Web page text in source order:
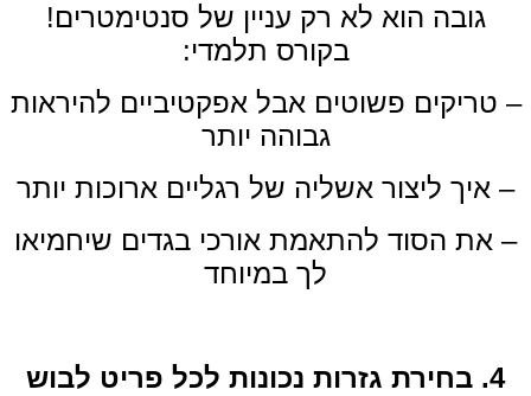
גובה הוא לא רק עניין של סנטימטרים!
בקורס תלמדי:
– טריקים פשוטים אבל אפקטיביים להיראות
גבוהה יותר
– איך ליצור אשליה של רגליים ארוכות יותר
– את הסוד להתאמת אורכי בגדים שיחמיאו
לך במיוחד
4. בחירת גזרות נכונות לכל פריט לבוש